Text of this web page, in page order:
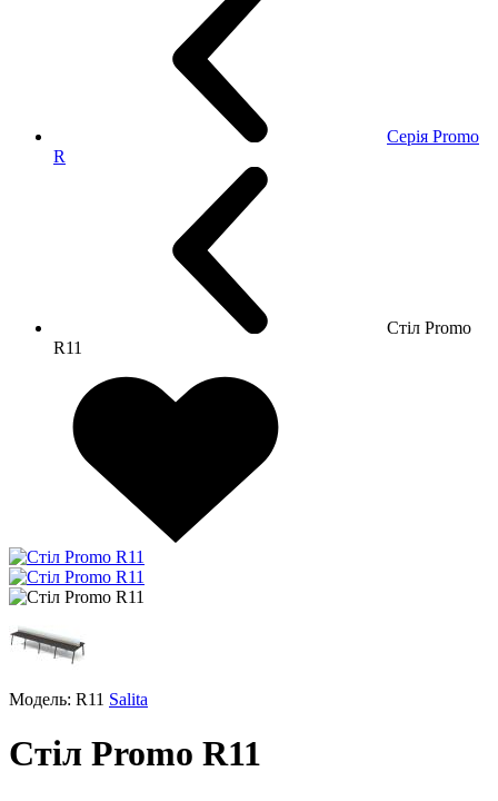
Серія Promo
R
Стіл Promo
R11
Модель: R11 Salita
Стіл Promo R11